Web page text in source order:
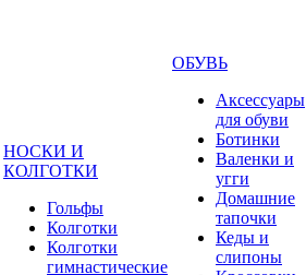
НОСКИ И
КОЛГОТКИ
Гольфы
Колготки
Колготки
гимнастические
ОБУВЬ
Аксессуары
для обуви
Ботинки
Валенки и
угги
Домашние
тапочки
Кеды и
слипоны